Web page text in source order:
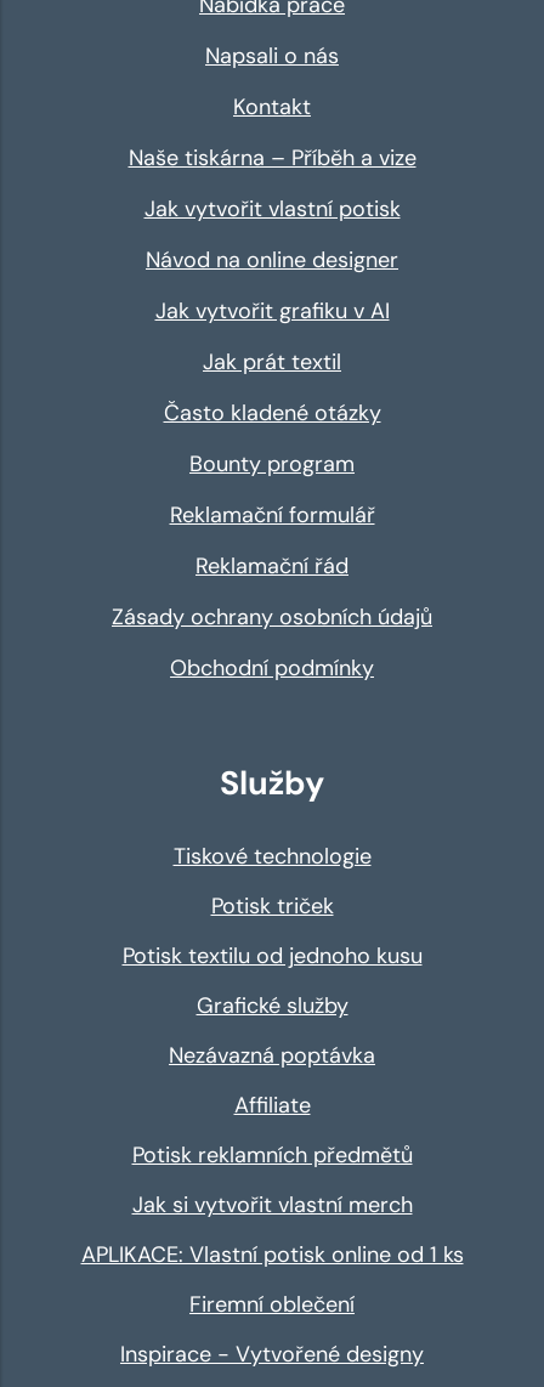
Napsali o nás
Kontakt
Naše tiskárna – Příběh a vize
Jak vytvořit vlastní potisk
Návod na online designer
Jak vytvořit grafiku v AI
Jak prát textil
Často kladené otázky
Bounty program
Reklamační formulář
Reklamační řád
Zásady ochrany osobních údajů
Obchodní podmínky
Služby
Tiskové technologie
Potisk triček
Potisk textilu od jednoho kusu
Grafické služby
Nezávazná poptávka
Affiliate
Potisk reklamních předmětů
Jak si vytvořit vlastní merch
APLIKACE: Vlastní potisk online od 1 ks
Firemní oblečení
Inspirace - Vytvořené designy